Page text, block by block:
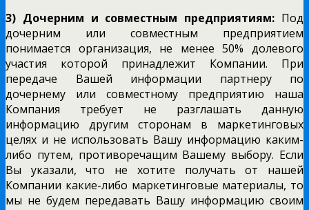
3) Дочерним и совместным предприятиям: Под
дочерним или совместным предприятием
понимается организация, не менее 50% долевого
участия которой принадлежит Компании. При
передаче Вашей информации партнеру по
дочернему или совместному предприятию наша
Компания требует не разглашать данную
информацию другим сторонам в маркетинговых
целях и не использовать Вашу информацию каким-
либо путем, противоречащим Вашему выбору. Если
Вы указали, что не хотите получать от нашей
Компании какие-либо маркетинговые материалы, то
мы не будем передавать Вашу информацию своим